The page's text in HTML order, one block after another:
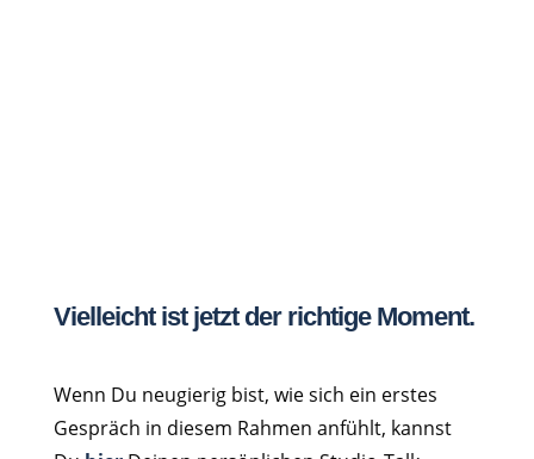
Vielleicht ist jetzt der richtige Moment.
Wenn Du neugierig bist, wie sich ein erstes
Gespräch in diesem Rahmen anfühlt, kannst